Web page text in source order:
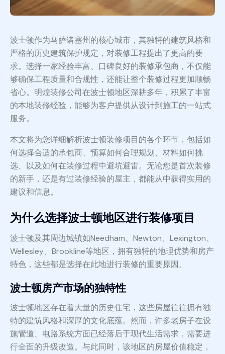
波士顿作为马萨诸塞州的核心城市，其独特的建筑风格和
严格的历史建筑保护规定，对装修工程提出了更高的要
求。选择一家经验丰富、口碑良好的装修承包商，不仅能
够确保工程质量和合规性，还能让整个装修过程更加顺畅
省心。明煌装修公司在波士顿地区深耕多年，积累了丰富
的本地装修经验，能够为客户提供从设计到施工的一站式
服务。
本文将为您详细解析波士顿装修项目的各个环节，包括如
何选择合适的承包商、预算如何合理规划、材料如何挑
选、以及如何在装修过程中避坑避雷。无论您是首次装修
的新手，还是有过装修经验的屋主，都能从中获得实用的
建议和信息。
为什么选择波士顿地区进行装修项目
波士顿及其周边城镇如Needham、Newton、Lexington、
Wellesley、Brookline等地区，拥有独特的地理优势和房产
特色，这些都是选择在此地进行装修的重要原因。
波士顿房产市场的独特性
波士顿地区存在着大量的历史住宅，这些房屋往往拥有独
特的建筑风格和深厚的文化底蕴。然而，许多老房子在设
施管道、电路系统方面已经落后于现代生活需求，需要进
行全面的升级改造。与此同时，该地区的房屋价值稳定，